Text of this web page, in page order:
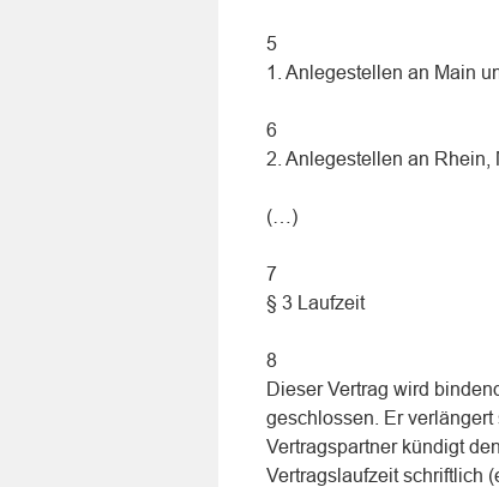
5
1. Anlegestellen an Main
6
2. Anlegestellen an Rhein,
(…)
7
§ 3 Laufzeit
8
Dieser Vertrag wird
geschlossen. Er
Vertragspartner kündigt
Vertragslaufzeit schriftlich